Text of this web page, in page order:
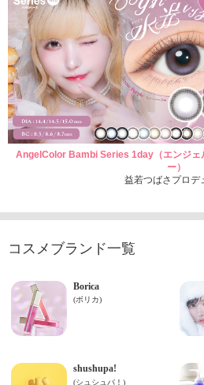
AngelColor Bambi Series 1day（エンジェ
ー）
益若つばさプロデ
コスメブランド一覧